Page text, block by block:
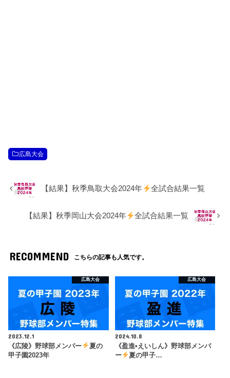
広島大会
【結果】秋季鳥取大会2024年 全試合結果一覧
【結果】秋季岡山大会2024年 全試合結果一覧
RECOMMEND こちらの記事も人気です。
広島大会
2023.12.1
《広陵》野球部メンバー
夏の
甲子園2023年
広島大会
2024.10.8
《盈進•えいしん》野球部メンバ
ー
夏の甲子…